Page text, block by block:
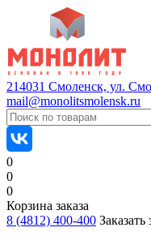
214031 Смоленск, ул.
mail@monolitsmolensk.ru
0
0
0
Корзина заказа
8 (4812) 400-400 Заказать